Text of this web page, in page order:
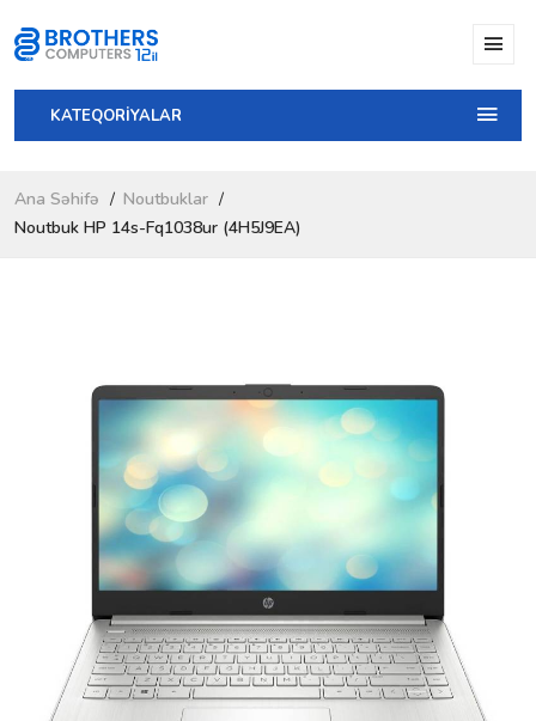
KATEQORİYALAR
Ana Səhifə
Noutbuklar
Noutbuk HP 14s-Fq1038ur (4H5J9EA)